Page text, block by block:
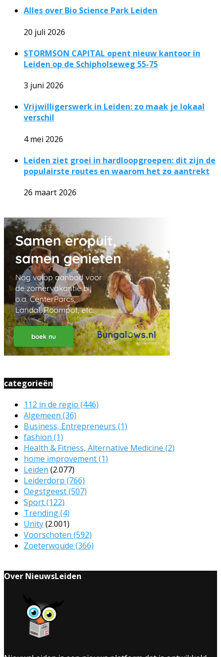
Alles over Bio Science Park Leiden
20 juli 2026
STORMSON CAPITAL opent nieuw kantoor in
Leiden op de Schipholseweg 55-75
3 juni 2026
Vrijwilligerswerk in Leiden: zo maak je lokaal
verschil
4 mei 2026
Leiden ziet groei in hardloopgroepen: dit zijn de
populairste routes en waarom het zo aantrekt
26 maart 2026
categorieën
112 in de regio (446)
Algemeen (36)
Business, Entrepreneurs (1)
fashion (1)
Health & Fitness, Alternative Medicine (2)
home improvement(1)
Leiden (2.077)
Leiderdorp (766)
Oegstgeest(507)
Sport(122)
Trending(4)
Unity(2.001)
Voorschoten (592)
Zoeterwoude (366)
Over NieuwsLeiden